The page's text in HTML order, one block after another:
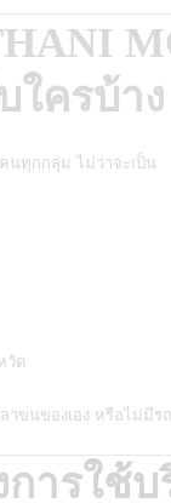
ใครบ้าง
นทุกกลุ่ม ไม่ว่าจะเป็น
วัด
าขนของเอง หรือไม่มีร
ารใช้บ